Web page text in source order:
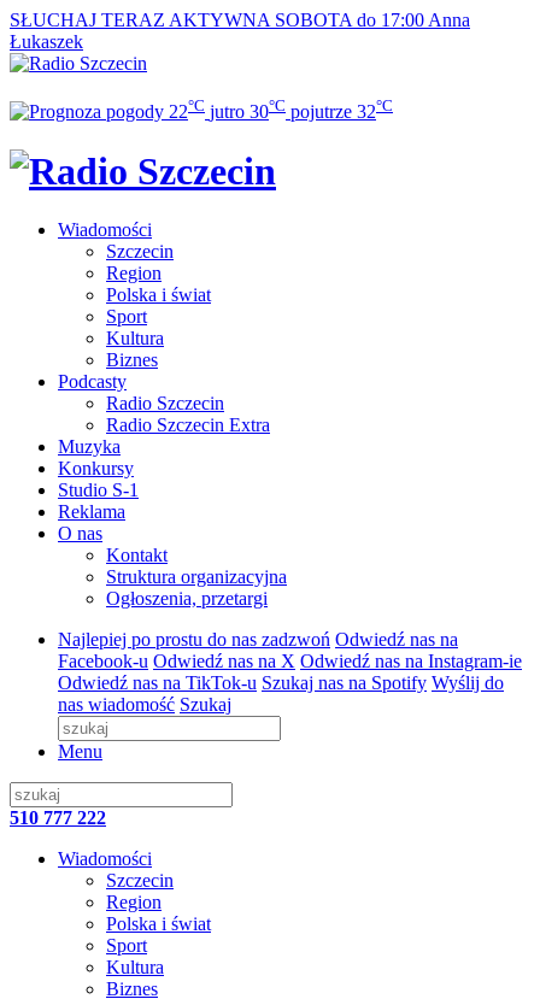
SŁUCHAJ TERAZ AKTYWNA SOBOTA do 17:00 Anna
Łukaszek
22°C jutro 30°C pojutrze 32°C
Wiadomości
Szczecin
Region
Polska i świat
Sport
Kultura
Biznes
Podcasty
Radio Szczecin
Radio Szczecin Extra
Muzyka
Konkursy
Studio S-1
Reklama
O nas
Kontakt
Struktura organizacyjna
Ogłoszenia, przetargi
Najlepiej po prostu do nas zadzwoń Odwiedź nas na
Facebook-u Odwiedź nas na X Odwiedź nas na Instagram-ie
Odwiedź nas na TikTok-u Szukaj nas na Spotify Wyślij do
nas wiadomość Szukaj
Menu
510 777 222
Wiadomości
Szczecin
Region
Polska i świat
Sport
Kultura
Biznes